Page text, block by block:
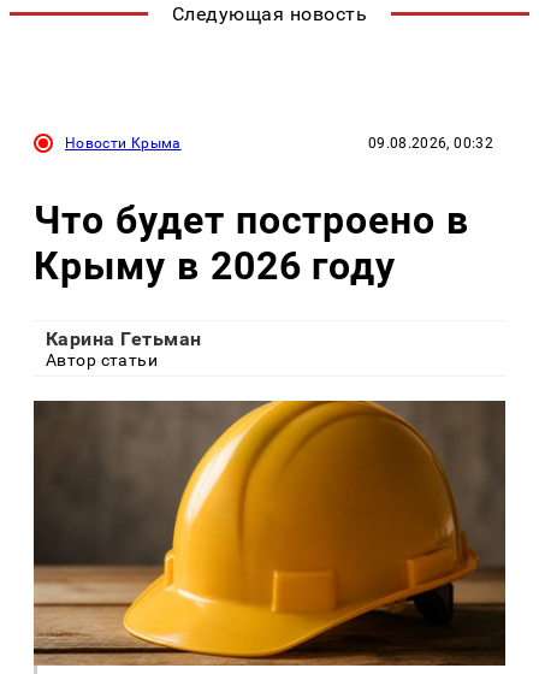
Следующая новость
Новости Крыма 09.08.2026, 00:32
Что будет построено в
Крыму в 2026 году
Карина Гетьман
Автор статьи